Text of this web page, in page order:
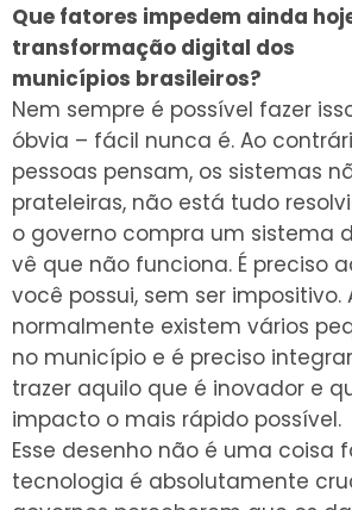
Que fatores impedem ainda
transformação digital dos
municípios brasileiros?
Nem sempre é possível fazer
óbvia – fácil nunca é. Ao
pessoas pensam, os sistemas
prateleiras, não está tudo
o governo compra um sistema
vê que não funciona. É preciso
você possui, sem ser impositivo.
normalmente existem vários
no município e é preciso
trazer aquilo que é inovador e
impacto o mais rápido possível.
Esse desenho não é uma coisa
tecnologia é absolutamente